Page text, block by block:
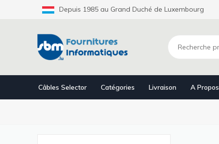
Depuis 1985 au Grand Duché de Luxembourg
Câbles Selector Catégories Livraison A Propos